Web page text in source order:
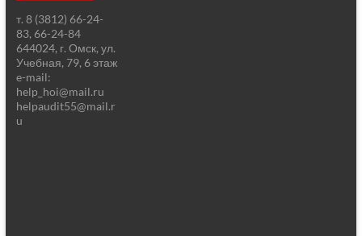
т. 8 (3812) 66-24-
83, 66-24-84
644024, г. Омск, ул.
Учебная, 79, 6 этаж
e-mail:
help_hoi@mail.ru
helpaudit55@mail.r
u